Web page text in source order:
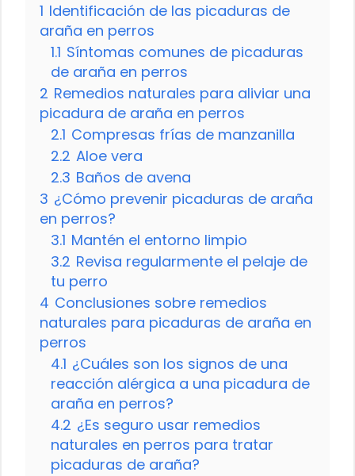
1 Identificación de las picaduras de
araña en perros
1.1 Síntomas comunes de picaduras
de araña en perros
2 Remedios naturales para aliviar una
picadura de araña en perros
2.1 Compresas frías de manzanilla
2.2 Aloe vera
2.3 Baños de avena
3 ¿Cómo prevenir picaduras de araña
en perros?
3.1 Mantén el entorno limpio
3.2 Revisa regularmente el pelaje de
tu perro
4 Conclusiones sobre remedios
naturales para picaduras de araña en
perros
4.1 ¿Cuáles son los signos de una
reacción alérgica a una picadura de
araña en perros?
4.2 ¿Es seguro usar remedios
naturales en perros para tratar
picaduras de araña?